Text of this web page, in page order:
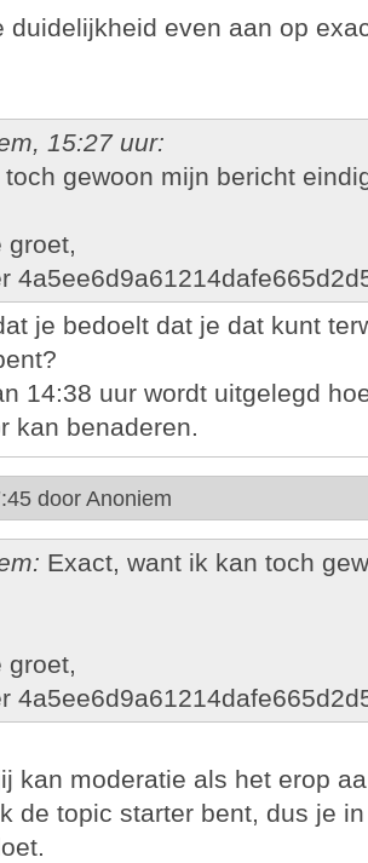
duidelijkheid even aan op
15:27 uur:
gewoon mijn bericht
groet,
je bedoelt dat je dat kunt
14:38 uur wordt uitgelegd
kan benaderen.
door Anoniem
Exact, want ik kan toch
groet,
kan moderatie als het erop
de topic starter bent, dus je